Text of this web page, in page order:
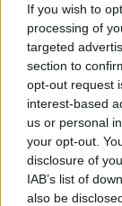
If you wish to
processing of
targeted
section to
opt-out request
interest-based
us or personal
your opt-out.
disclosure of
IAB’s list of
also be
Il termine per il
del
“Giovani”,
al 30 giugno
giugno 2025.
Il ritesseramento
presente
tesseramento
IN QUESTO